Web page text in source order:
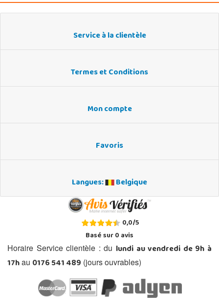
Service à la clientèle
Termes et Conditions
Mon compte
Favoris
Langues: Belgique
0,0/5
Basé sur0avis
Horaire Service clientèle : du lundi au vendredi de 9h à
17hau 0176 541 489 (jours ouvrables)